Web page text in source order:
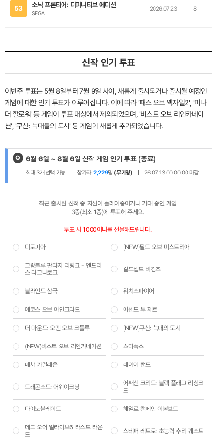
53 소닉 프론티어: 디피니티브 에디션
SEGA
2026.07.23 8
신작 인기 투표
이번주 투표는 5월 8일부터 7월 9일 사이, 새롭게 출시되거나 출시될 예정인
게임에 대한 인기 투표가 이루어집니다. 이에 따라 '패스 오브 엑자일2', '미나
더 할로워' 등 게임이 투표 대상에서 제외되었으며, '비스트 오브 리인카네이
션', '쿠산: 늑대들의 도시' 등 게임이 새롭게 추가되었습니다.
Q
제
목
:
6월 6일 ~ 8월 6일 신작 게임 인기 투표 (종료)
최대 3개 선택 가능 참가자: 2,229명 (무기명) 26.07.13 00:00:00마감
최근 출시된 신작 중 자신이 플레이중이거나 기대 중인 게임
3종(최소 1종)에 투표해 주세요.
투표 시 1000이니를 선물해드립니다.
디토피아 (NEW)필드 오브 미스트리아
그랑블루 판타지 리링크 - 엔드리
스 라그나로크
컬드셉트 비긴즈
블라인드 삼국 위치스파이어
에코스 오브 아인크라드 어센드 투 제로
더 마운드: 오멘 오브 크툴루 (NEW)쿠산: 늑대의 도시
(NEW)비스트 오브 리인카네이션 스타폭스
메챠 카멜레온 레이어 랜드
드래곤소드: 어웨이크닝
어쌔신 크리드: 블랙 플래그 리싱크
드
다이노블레이드 헤일로 캠페인 이볼브드
데드 오어 얼라이브6 라스트 라운
드
스테퍼 레트로: 초능력 추리 퀘스트